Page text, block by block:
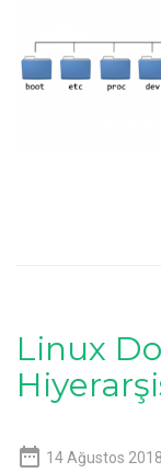
Linux
 14 Ağustos 2018